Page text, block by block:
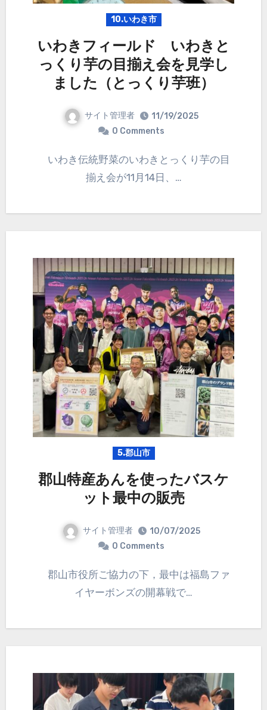
10.いわき市
いわきフィールド いわきと
っくり芋の目揃え会を見学し
ました（とっくり芋班）
サイト管理者
11/19/2025
0 Comments
いわき伝統野菜のいわきとっくり芋の目
揃え会が11月14日、…
5.郡山市
郡山特産あんを使ったバスケ
ット最中の販売
サイト管理者
10/07/2025
0 Comments
郡山市役所ご協力の下，最中は福島ファ
イヤーボンズの開幕戦で…